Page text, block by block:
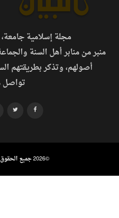
مجلة إسلامية جامعة، أنشئت
منبر من منابر أهل السنة
أصولهم، وتذكر بطريقتهم
تواصل
2026 جميع الحقوق محفوظة البيان